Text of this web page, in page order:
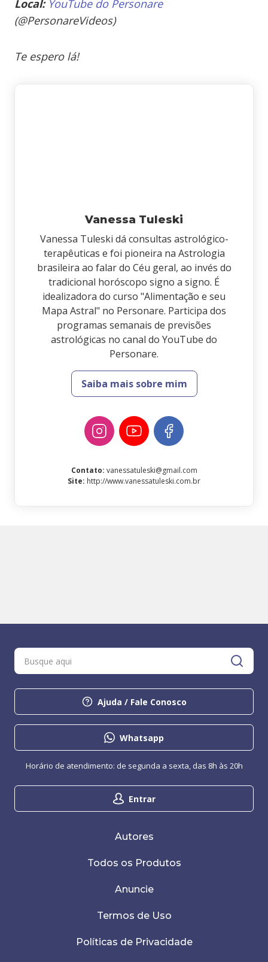
Local: YouTube do Personare
(@PersonareVideos)
Te espero lá!
Vanessa Tuleski
Vanessa Tuleski dá consultas astrológico-
terapêuticas e foi pioneira na Astrologia
brasileira ao falar do Céu geral, ao invés do
tradicional horóscopo signo a signo. É
idealizadora do curso "Alimentação e seu
Mapa Astral" no Personare. Participa dos
programas semanais de previsões
astrológicas no canal do YouTube do
Personare.
Saiba mais sobre mim
Contato: vanessatuleski@gmail.com
Site: http://www.vanessatuleski.com.br
Ajuda / Fale Conosco
Whatsapp
Entrar
Horário de atendimento: de segunda a sexta, das 8h às 20h
Autores
Todos os Produtos
Anuncie
Termos de Uso
Políticas de Privacidade